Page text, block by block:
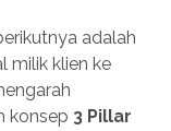
adalah
milik klien ke
konsep 3 Pillar